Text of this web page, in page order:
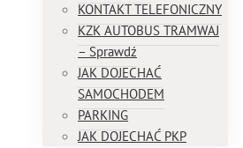
KONTAKT TELEFONICZNY
KZK AUTOBUS TRAMWAJ
– Sprawdź
JAK DOJECHAĆ
SAMOCHODEM
PARKING
JAK DOJECHAĆ PKP